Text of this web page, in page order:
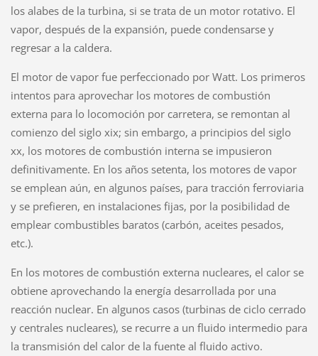
los alabes de la turbina, si se trata de un motor rotativo. El
vapor, después de la expansión, puede condensarse y
regresar a la caldera.
El motor de vapor fue perfeccionado por Watt. Los primeros
intentos para aprovechar los motores de combustión
externa para lo locomoción por carretera, se remontan al
comienzo del siglo xix; sin embargo, a principios del siglo
xx, los motores de combustión interna se impusieron
definitivamente. En los años setenta, los motores de vapor
se emplean aún, en algunos países, para tracción ferroviaria
y se prefieren, en instalaciones fijas, por la posibilidad de
emplear combustibles baratos (carbón, aceites pesados,
etc.).
En los motores de combustión externa nucleares, el calor se
obtiene aprovechando la energía desarrollada por una
reacción nuclear. En algunos casos (turbinas de ciclo cerrado
y centrales nucleares), se recurre a un fluido intermedio para
la transmisión del calor de la fuente al fluido activo.